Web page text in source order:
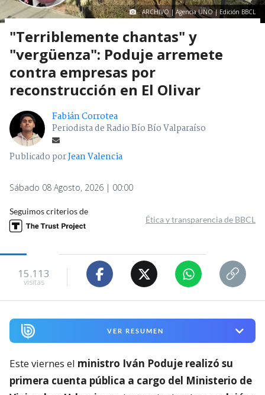
ARCHIVO | Agencia UNO | Edición BBCL
"Terriblemente chantas" y
"vergüenza": Poduje arremete
contra empresas por
reconstrucción en El Olivar
Fabián Corrotea
Periodista de Radio Bío Bío Valparaíso
Publicado porJean Valencia
Sábado 08 Agosto, 2026 | 00:00
Seguimos criterios de
Ética y transparencia de BBCL
15.113
visitas
VER RESUMEN
Este viernes el ministro Iván Poduje realizó su
primera cuenta pública a cargo del Ministerio de